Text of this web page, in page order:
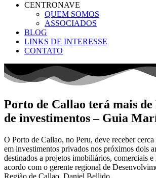
CENTRONAVE
QUEM SOMOS
ASSOCIADOS
BLOG
LINKS DE INTERESSE
CONTATO
Porto de Callao terá mais de
de investimentos – Guia
O Porto de Callao, no Peru, deve receber
em investimentos privados nos próximos dois
destinados a projetos imobiliários, comerciais e
acordo com o gerente regional de
Região de Callao, Daniel Bellido.